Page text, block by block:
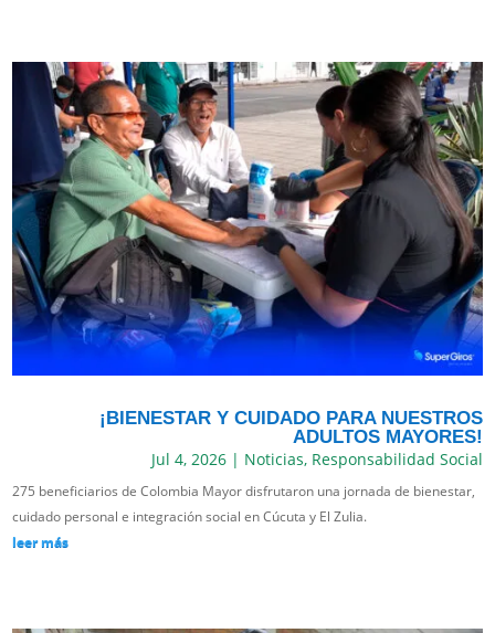
¡BIENESTAR Y CUIDADO PARA NUESTROS
ADULTOS MAYORES!
Jul 4, 2026| Noticias, Responsabilidad Social
275 beneficiarios de Colombia Mayor disfrutaron una jornada de bienestar,
cuidado personal e integración social en Cúcuta y El Zulia.
leer más